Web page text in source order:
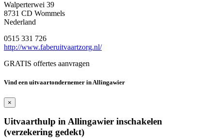
Walperterwei 39
8731 CD Wommels
Nederland
0515 331 726
http://www.faberuitvaartzorg.nl/
GRATIS offertes aanvragen
Vind een uitvaartondernemer in Allingawier
×
Uitvaarthulp in Allingawier inschakelen
(verzekering gedekt)